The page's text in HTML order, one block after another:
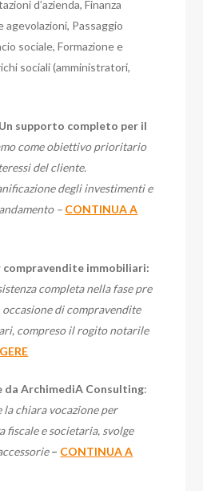
d’azienda, Finanza
Passaggio
sociale, Formazione e
sociali (amministratori,
supporto completo per il
come obiettivo prioritario
del cliente.
degli investimenti e
– CONTINUA A
compravendite immobiliari:
completa nella fase pre
di compravendite
compreso il rogito notarile
ArchimediA Consulting:
la chiara vocazione per
fiscale e societaria, svolge
– CONTINUA A